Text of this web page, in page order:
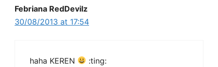
Febriana RedDevilz
30/08/2013 at 17:54
haha KEREN :ting: